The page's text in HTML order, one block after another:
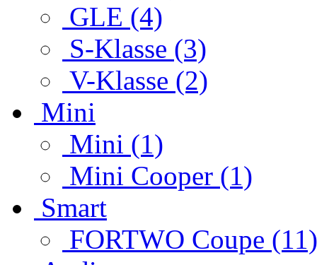
GLE (4)
S-Klasse (3)
V-Klasse (2)
Mini
Mini (1)
Mini Cooper (1)
Smart
FORTWO Coupe (11)